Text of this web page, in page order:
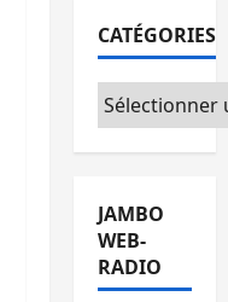
CATÉGORIES
Catégories
JAMBO
WEB-
RADIO